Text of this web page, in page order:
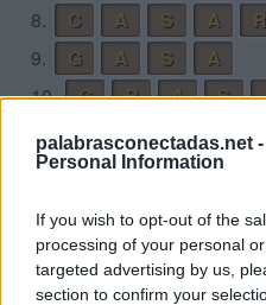
palabrasconectadas.net -
Personal Information
If you wish to opt-out of the
processing of your personal
targeted advertising by us,
section to confirm your
8.
C A S A
R
9.
G A S
A
10. G R A S
11. R A S C
12.
S A C
A
13.
A
R
14.
S A C R
15.
S A G
A